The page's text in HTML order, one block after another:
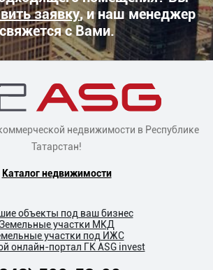
заявку, и наш менеджер
с Вами.
недвижимости в Республике
Татарстан!
Каталог недвижимости
объекты под ваш бизнес
Земельные участки МКД
участки под ИЖС
онлайн-портал ГК ASG invest